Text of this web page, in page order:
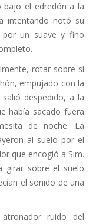
bajo el edredón a la
intentando notó su
por un suave y fino
rotar sobre sí
empujado con la
despedido, a la
había sacado fuera
de noche. La
al suelo por el
que encogió a Sim.
girar sobre el suelo
el sonido de una
ruido del